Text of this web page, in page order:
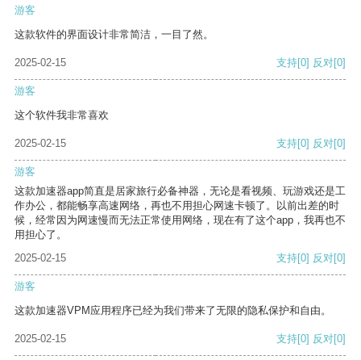
游客
这款软件的界面设计非常简洁，一目了然。
2025-02-15 支持[0] 反对[0]
游客
这个软件我非常喜欢
2025-02-15 支持[0] 反对[0]
游客
这款加速器app简直是居家旅行必备神器，无论是看视频、玩游戏还是工
作办公，都能畅享高速网络，再也不用担心网速卡顿了。以前出差的时
候，经常因为网速慢而无法正常使用网络，现在有了这个app，我再也不
用担心了。
2025-02-15
支持[0] 反对[0]
游客
这款加速器VPM应用程序已经为我们带来了无限的隐私保护和自由。
2025-02-15 支持[0] 反对[0]